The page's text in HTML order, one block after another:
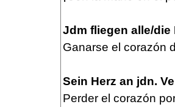
Jdm fliegen alle/die
Ganarse el corazón
Sein Herz an jdn.
Perder el corazón